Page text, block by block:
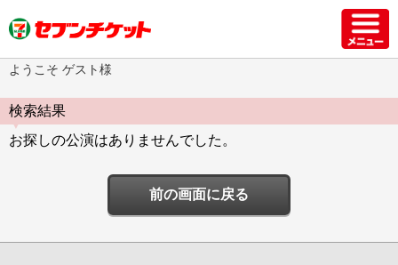
ようこそ ゲスト様
検索結果
お探しの公演はありませんでした。
前の画面に戻る